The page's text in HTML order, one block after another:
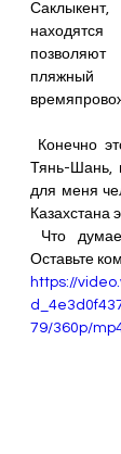
Тянь-Шань,
для меня
Казахстана
Оставьте
https://
79/360p/